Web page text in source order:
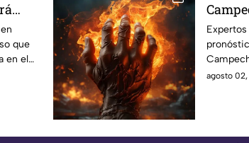
que
en el
agosto
agosto 02,